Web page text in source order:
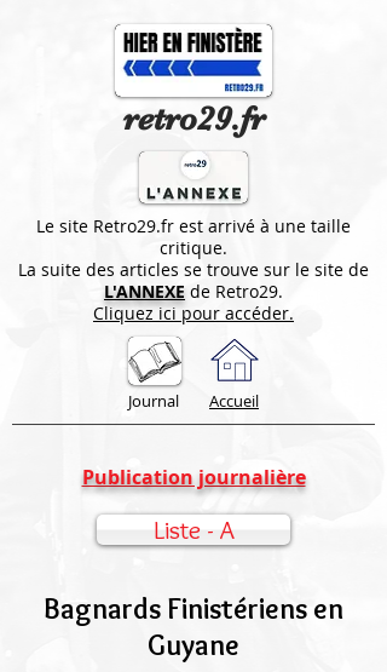
retro29.fr
Le site Retro29.fr est arrivé à une taille
critique.
La suite des articles se trouve sur le site de
L'ANNEXE de Retro29.
Cliquez ici pour accéder.
Journal Accueil
Publication journalière
Liste - A
Bagnards Finistériens en
Guyane